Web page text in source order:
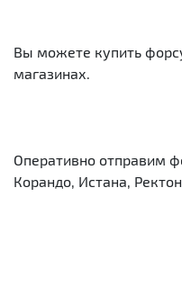
Вы можете купить
магазинах.
Оперативно отправим
Корандо, Истана,